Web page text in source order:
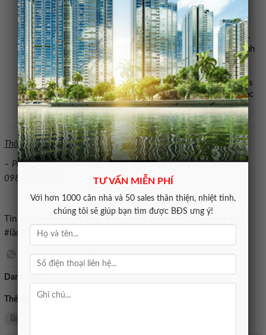
TƯ VẤN MIỄN PHÍ
Với hơn 1000 căn nhà và 50 sales thân thiện, nhiệt tình,
chúng tôi sẽ giúp bạn tìm được BĐS ưng ý!
CarePlus, Hệ thống Trường Quốc tế CIS và Sedbergh
Vietnam
Hỗ trợ: Trung tâm Anh ngữ ILA, Bệnh viện Phương Nam –
Thành viên của Tập đoàn Y tế Phương Châu, Trung tâm Anh
ngữ Apollo English, Bibica, Hệ thống Trung tâm dạy vẽ
Global Art Việt Nam, Sasa Ballet, App Livin PMH, Kem
Marius, Thương hiệu đồ chơi giáo dục Learning Resources
từ Mỹ, đơn vị giáo dục Mee and More, Câu lạc bộ âm nhạc
Maximus
Thông tin liên hệ:
– Phòng Đối ngoại – Công ty Phú Mỹ Hưng – Thanh Toàn (Mr.) –
0989 217867
Tin tức chung#Ngày #hội #Phú #Mỹ #Hưng #hướng #về #trẻ
#lần1779513885
Danh mục:
Thẻ tìm kiếm: Phú
lần